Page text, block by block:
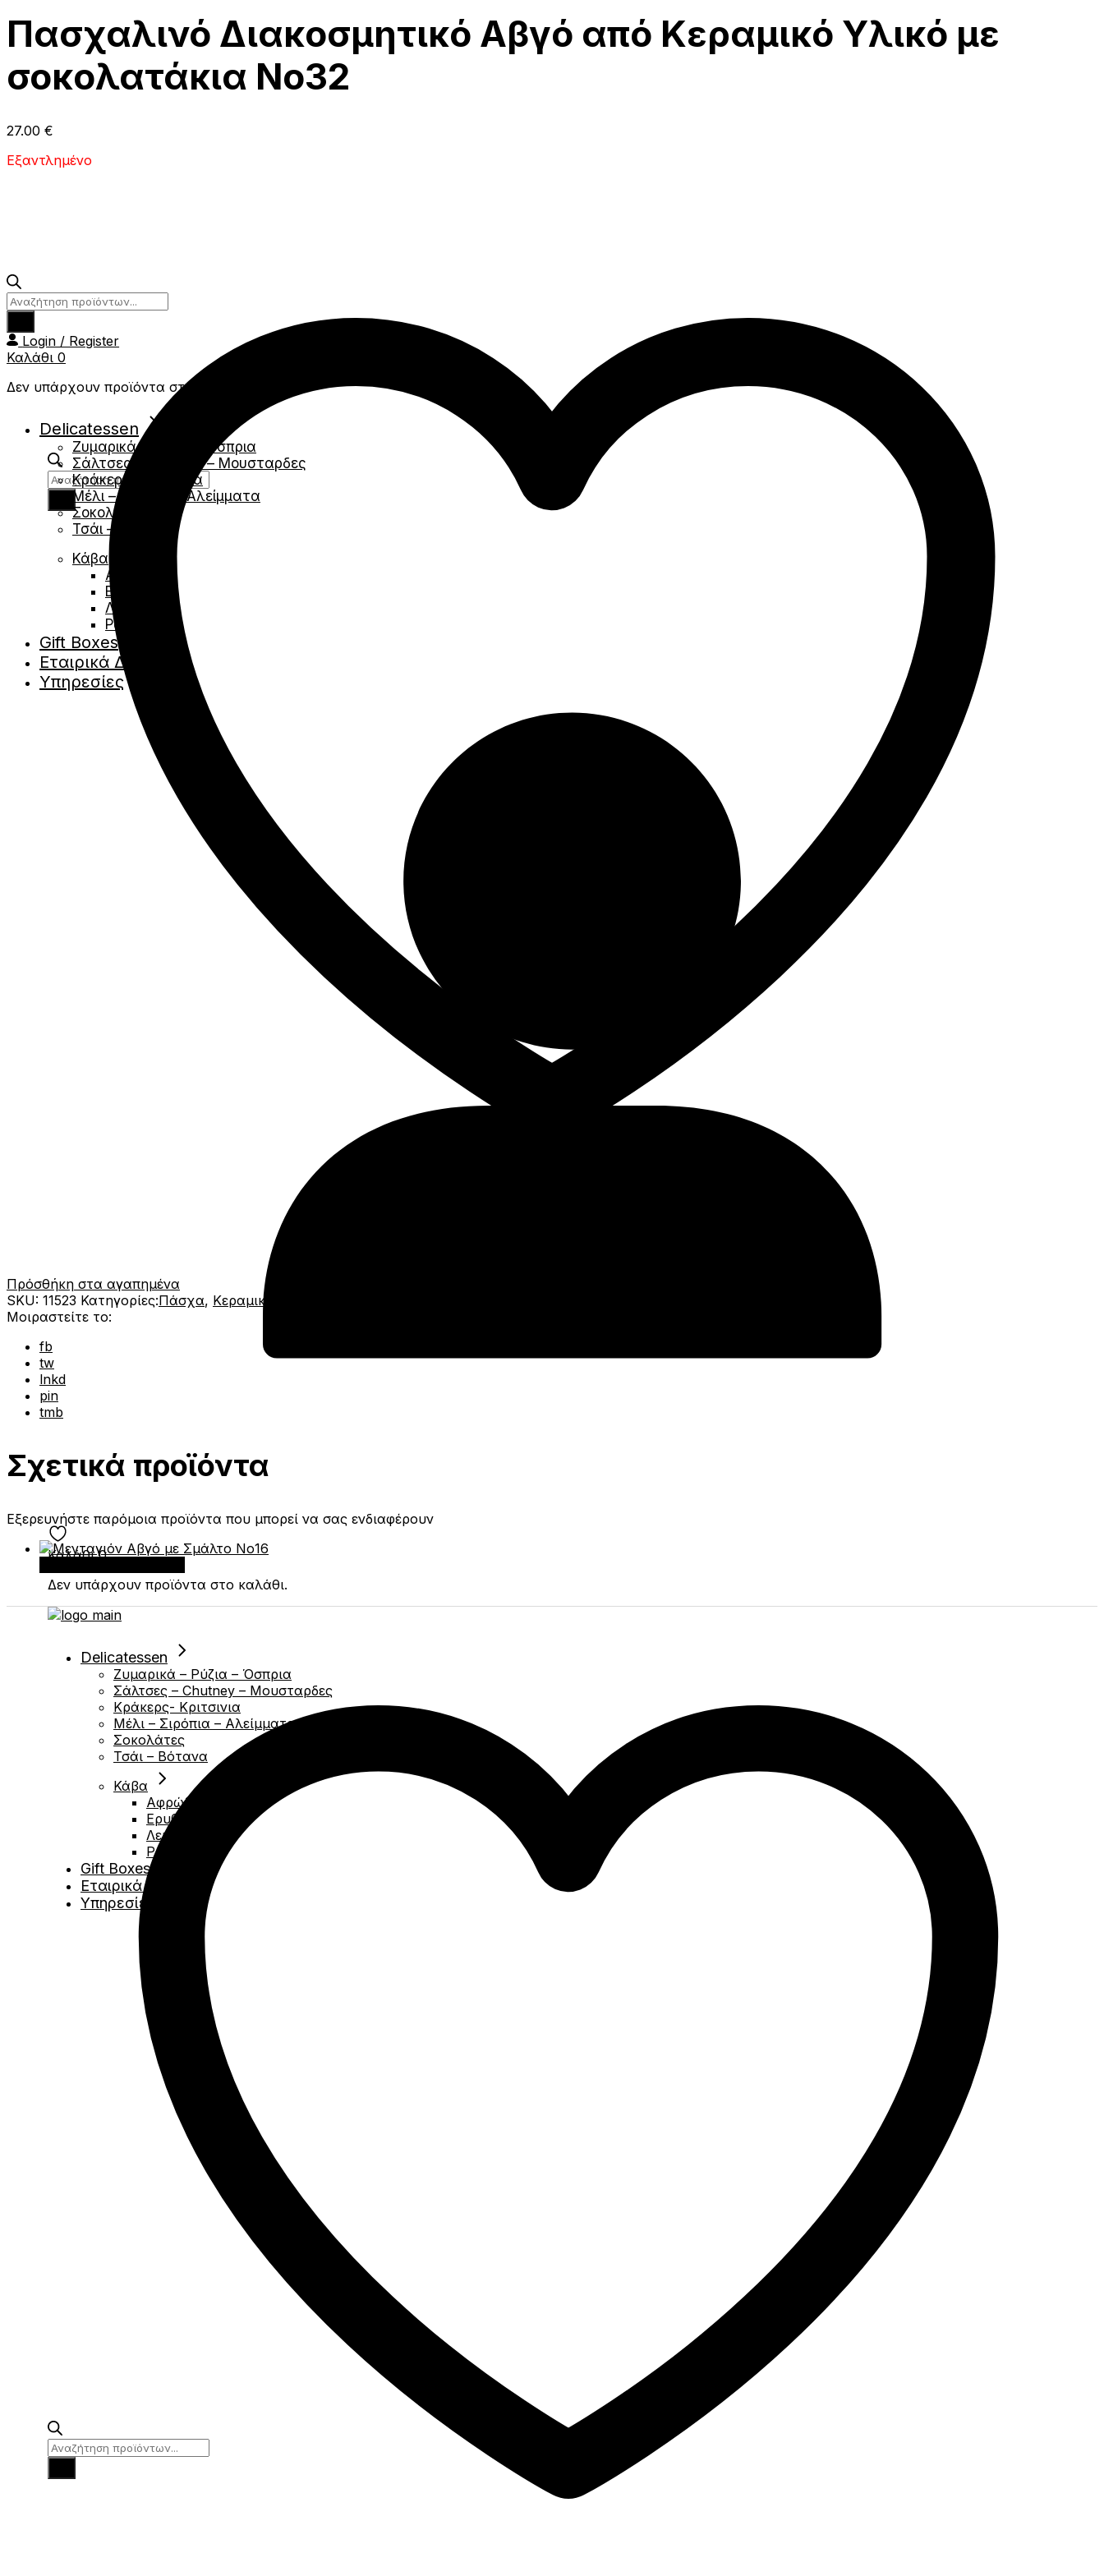
Products
search
Καλάθι 0
Δεν υπάρχουν προϊόντα στο καλάθι.
Delicatessen
Ζυμαρικά – Ρύζια – Όσπρια
Σάλτσες – Chutney – Μουσταρδες
Κράκερς- Κριτσινια
Μέλι – Σιρόπια – Αλείμματα
Σοκολάτες
Τσάι – Βότανα
Κάβα
Αφρώδες
Ερυθρά
Λευκά
Ροζέ
Gift Boxes
Εταιρικά Δώρα
Υπηρεσίες
Products
search
Products
search
Login / Register
Καλάθι 0
Δεν υπάρχουν προϊόντα στο καλάθι.
Delicatessen
Ζυμαρικά – Ρύζια – Όσπρια
Σάλτσες – Chutney – Μουσταρδες
Κράκερς- Κριτσινια
Μέλι – Σιρόπια – Αλείμματα
Σοκολάτες
Τσάι – Βότανα
Κάβα
Αφρώδες
Ερυθρά
Λευκά
Ροζέ
Gift Boxes
Εταιρικά Δώρα
Υπηρεσίες
Πασχαλινό Διακοσμητικό Αβγό από Κεραμικό Υλικό με
σοκολατάκια Νο32
27.00 €
Εξαντλημένο
Πρόσθήκη στα αγαπημένα
SKU: 11523 Κατηγορίες:Πάσχα, Κεραμικά Αυγά
Μοιραστείτε το:
fb
tw
lnkd
pin
tmb
Σχετικά προϊόντα
Εξερευνήστε παρόμοια προϊόντα που μπορεί να σας ενδιαφέρουν